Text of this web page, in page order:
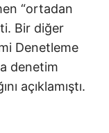
“ortadan
Bir diğer
Denetleme
denetim
açıklamıştı.